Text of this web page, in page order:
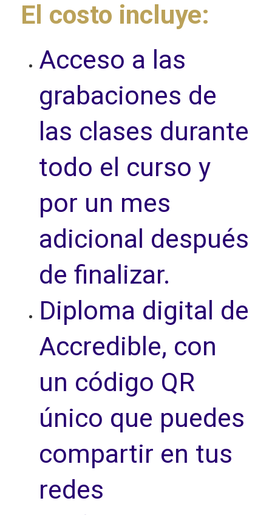
El costo incluye:
Acceso a las
grabaciones de
las clases durante
todo el curso y
por un mes
adicional después
de finalizar.
Diploma digital de
Accredible, con
un código QR
único que puedes
compartir en tus
redes